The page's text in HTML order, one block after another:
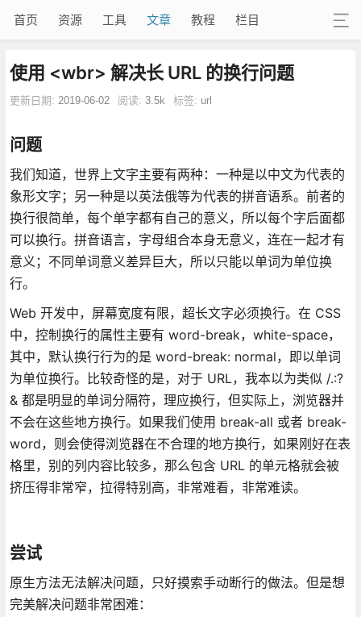
首页 资源 工具 文章 教程 栏目
使用 <wbr> 解决长 URL 的换行问题
更新日期: 2019-06-02 阅读: 3.5k 标签: url
问题
我们知道，世界上文字主要有两种：一种是以中文为代表的
象形文字；另一种是以英法俄等为代表的拼音语系。前者的
换行很简单，每个单字都有自己的意义，所以每个字后面都
可以换行。拼音语言，字母组合本身无意义，连在一起才有
意义；不同单词意义差异巨大，所以只能以单词为单位换
行。
Web 开发中，屏幕宽度有限，超长文字必须换行。在 CSS
中，控制换行的属性主要有 word-break，white-space，
其中，默认换行行为的是 word-break: normal，即以单词
为单位换行。比较奇怪的是，对于 URL，我本以为类似 /.:?
& 都是明显的单词分隔符，理应换行，但实际上，浏览器并
不会在这些地方换行。如果我们使用 break-all 或者 break-
word，则会使得浏览器在不合理的地方换行，如果刚好在表
格里，别的列内容比较多，那么包含 URL 的单元格就会被
挤压得非常窄，拉得特别高，非常难看，非常难读。
尝试
原生方法无法解决问题，只好摸索手动断行的做法。但是想
完美解决问题非常困难：